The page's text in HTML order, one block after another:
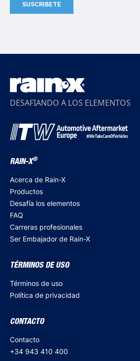
DESAFIANDO A LOS ELEMENTOS
RAIN-X®
Acerca de Rain-X
Productos
Desafía los elementos
FAQ
Carreras profesionales
Ser Embajador de Rain-X
TÉRMINOS DE USO
Términos de uso
Política de privacidad
CONTACTO
Contacto
+34 943 410 400